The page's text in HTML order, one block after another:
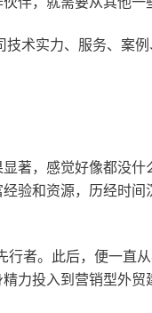
术实力、服务、案
著，感觉好像都没
验和资源，历经时
者。此后，便一直
力投入到营销型外